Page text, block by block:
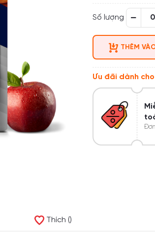
Thích ()
Số lượng
THÊM
Ưu đãi dành